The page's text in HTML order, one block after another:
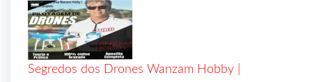
Segredos dos Drones Wanzam Hobby |